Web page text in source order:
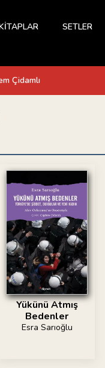
SETLER
Çidamlı
Yükünü Atmış
Bedenler
Esra Sarıoğlu